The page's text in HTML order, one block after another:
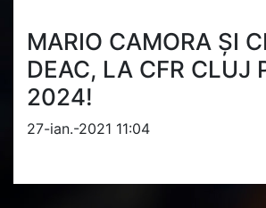
MARIO CAMORA ȘI
DEAC, LA CFR CLUJ
2024!
27-ian.-2021 11:04